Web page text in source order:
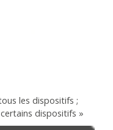
les dispositifs ;
dispositifs »